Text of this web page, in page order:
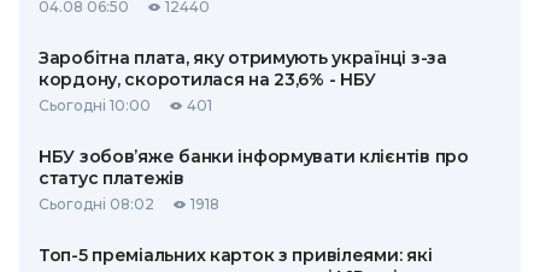
04.08 06:50 12440
Заробітна плата, яку отримують українці з-за
кордону, скоротилася на 23,6% - НБУ
Сьогодні 10:00 401
НБУ зобов’яже банки інформувати клієнтів про
статус платежів
Сьогодні 08:02 1918
Топ-5 преміальних карток з привілеями: які